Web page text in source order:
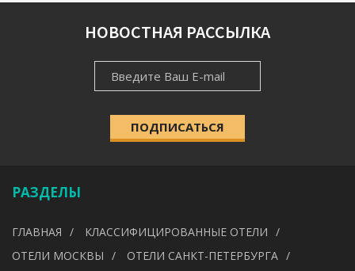
НАСЕЛЁННЫЙ ПУНКТ
НОВОСТНАЯ РАССЫЛКА
ПОДПИСАТЬСЯ
РАЗДЕЛЫ
ГЛАВНАЯ
КЛАССИФИЦИРОВАННЫЕ ОТЕЛИ
ОТЕЛИ МОСКВЫ
ОТЕЛИ САНКТ-ПЕТЕРБУРГА